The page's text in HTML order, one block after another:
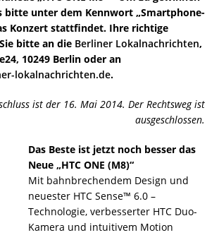
bitte unter dem Kennwort „Smartphone-
Konzert stattfindet. Ihre richtige
bitte an die Berliner Lokalnachrichten,
10249 Berlin oder an
lokalnachrichten.de.
ist der 16. Mai 2014. Der Rechtsweg ist
ausgeschlossen.
Das Beste ist jetzt noch besser das
Neue „HTC ONE (M8)“
Mit bahnbrechendem Design und
neuester HTC Sense™ 6.0 –
Technologie, verbesserter HTC Duo-
Kamera und intuitivem Motion